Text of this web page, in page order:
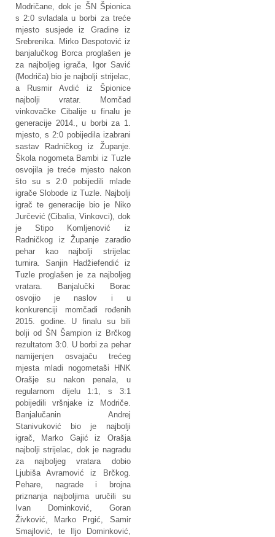
Modričane, dok je ŠN Špionica
s 2:0 svladala u borbi za treće
mjesto susjede iz Gradine iz
Srebrenika. Mirko Despotović iz
banjalučkog Borca proglašen je
za najboljeg igrača, Igor Savić
(Modriča) bio je najbolji strijelac,
a Rusmir Avdić iz Špionice
najbolji vratar. Momčad
vinkovačke Cibalije u finalu je
generacije 2014., u borbi za 1.
mjesto, s 2:0 pobijedila izabrani
sastav Radničkog iz Županje.
Škola nogometa Bambi iz Tuzle
osvojila je treće mjesto nakon
što su s 2:0 pobijedili mlade
igrače Slobode iz Tuzle. Najbolji
igrač te generacije bio je Niko
Jurčević (Cibalia, Vinkovci), dok
je Stipo Komljenović iz
Radničkog iz Županje zaradio
pehar kao najbolji strijelac
turnira. Sanjin Hadžiefendić iz
Tuzle proglašen je za najboljeg
vratara. Banjalučki Borac
osvojio je naslov i u
konkurenciji momčadi rođenih
2015. godine. U finalu su bili
bolji od ŠN Šampion iz Brčkog
rezultatom 3:0. U borbi za pehar
namijenjen osvajaču trećeg
mjesta mladi nogometaši HNK
Orašje su nakon penala, u
regularnom dijelu 1:1, s 3:1
pobijedili vršnjake iz Modriče.
Banjalučanin Andrej
Stanivuković bio je najbolji
igrač, Marko Gajić iz Orašja
najbolji strijelac, dok je nagradu
za najboljeg vratara dobio
Ljubiša Avramović iz Brčkog.
Pehare, nagrade i brojna
priznanja najboljima uručili su
Ivan Dominković, Goran
Živković, Marko Prgić, Samir
Smajlović, te Iljo Dominković,